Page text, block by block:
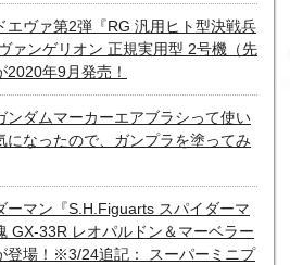
エヴァ第2弾『RG 汎用ヒト型決戦兵
ァンゲリオン 正規実用型 2号機（先
2020年9月発売！
ンダムマーカーエアブラシって使い
になったので、ガンプラを塗ってみ
ーマン『S.H.Figuarts スパイダーマ
GX-33R レオパルドン＆マーベラー
登場！※3/24追記： スーパーミニプ